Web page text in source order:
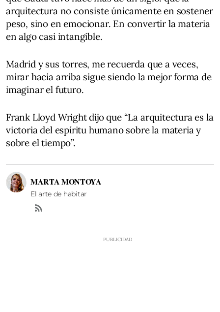
arquitectura no consiste únicamente en sostener
peso, sino en emocionar. En convertir la materia
en algo casi intangible.
Madrid y sus torres, me recuerda que a veces,
mirar hacia arriba sigue siendo la mejor forma de
imaginar el futuro.
Frank Lloyd Wright dijo que “La arquitectura es la
victoria del espíritu humano sobre la materia y
sobre el tiempo”.
MARTA MONTOYA
El arte de habitar